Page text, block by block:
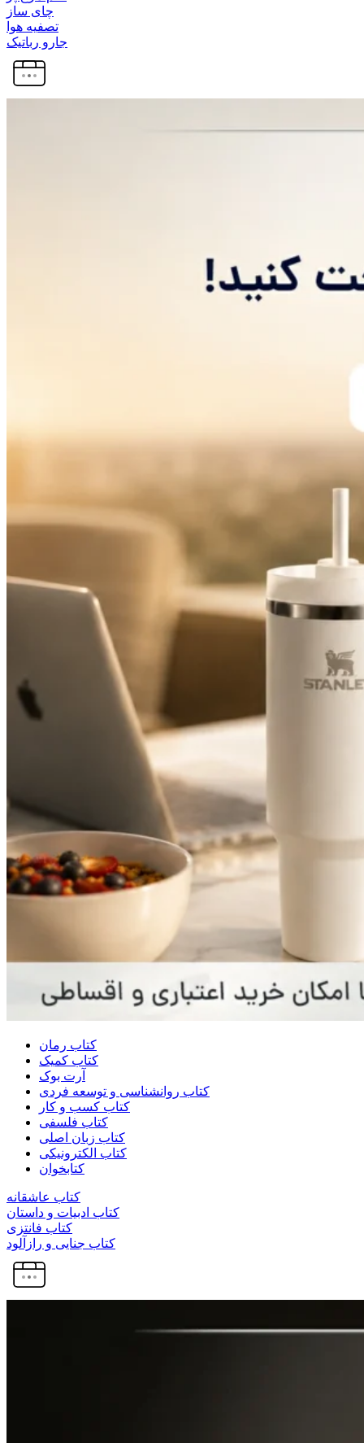
چای ساز
تصفیه هوا
جارو رباتیک
کتاب رمان
کتاب کمیک
آرت بوک
کتاب روانشناسی و توسعه فردی
کتاب کسب و کار
کتاب فلسفی
کتاب زبان اصلی
کتاب الکترونیکی
کتابخوان
کتاب عاشقانه
کتاب ادبیات و داستان
کتاب فانتزی
کتاب جنایی و رازآلود